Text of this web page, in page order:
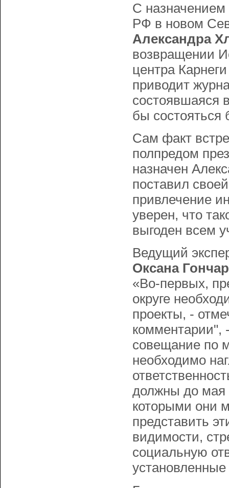
С
РФ в новом
Александра
возвращении
центра
приводит
состоявшаяся
бы состояться
Сам факт
полпредом
назначен
поставил
привлечение
уверен, что
выгоден всем
Ведущий
Оксана
«Во-первых,
округе
проекты, -
комментарии",
совещание по
необходимо
должны до мая
которыми они
представить
видимости,
социальную